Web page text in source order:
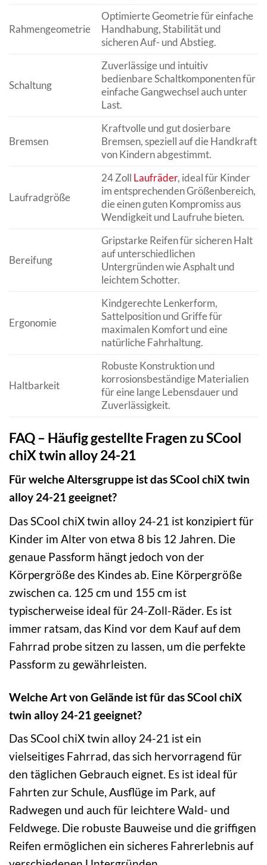
Rahmengeometrie
Optimierte Geometrie für einfache
Handhabung, Stabilität und
sicheren Auf- und Abstieg.
Schaltung
Zuverlässige und intuitiv
bedienbare Schaltkomponenten für
einfache Gangwechsel auch unter
Last.
Bremsen
Kraftvolle und gut dosierbare
Bremsen, speziell auf die Handkraft
von Kindern abgestimmt.
Laufradgröße
24 Zoll Laufräder, ideal für Kinder
im entsprechenden Größenbereich,
die einen guten Kompromiss aus
Wendigkeit und Laufruhe bieten.
Bereifung
Gripstarke Reifen für sicheren Halt
auf unterschiedlichen
Untergründen wie Asphalt und
leichtem Schotter.
Ergonomie
Kindgerechte Lenkerform,
Sattelposition und Griffe für
maximalen Komfort und eine
natürliche Fahrhaltung.
Haltbarkeit
Robuste Konstruktion und
korrosionsbeständige Materialien
für eine lange Lebensdauer und
Zuverlässigkeit.
FAQ – Häufig gestellte Fragen zu SCool
chiX twin alloy 24-21
Für welche Altersgruppe ist das SCool chiX twin
alloy 24-21 geeignet?
Das SCool chiX twin alloy 24-21 ist konzipiert für
Kinder im Alter von etwa 8 bis 12 Jahren. Die
genaue Passform hängt jedoch von der
Körpergröße des Kindes ab. Eine Körpergröße
zwischen ca. 125 cm und 155 cm ist
typischerweise ideal für 24-Zoll-Räder. Es ist
immer ratsam, das Kind vor dem Kauf auf dem
Fahrrad probe sitzen zu lassen, um die perfekte
Passform zu gewährleisten.
Welche Art von Gelände ist für das SCool chiX
twin alloy 24-21 geeignet?
Das SCool chiX twin alloy 24-21 ist ein
vielseitiges Fahrrad, das sich hervorragend für
den täglichen Gebrauch eignet. Es ist ideal für
Fahrten zur Schule, Ausflüge im Park, auf
Radwegen und auch für leichtere Wald- und
Feldwege. Die robuste Bauweise und die griffigen
Reifen ermöglichen ein sicheres Fahrerlebnis auf